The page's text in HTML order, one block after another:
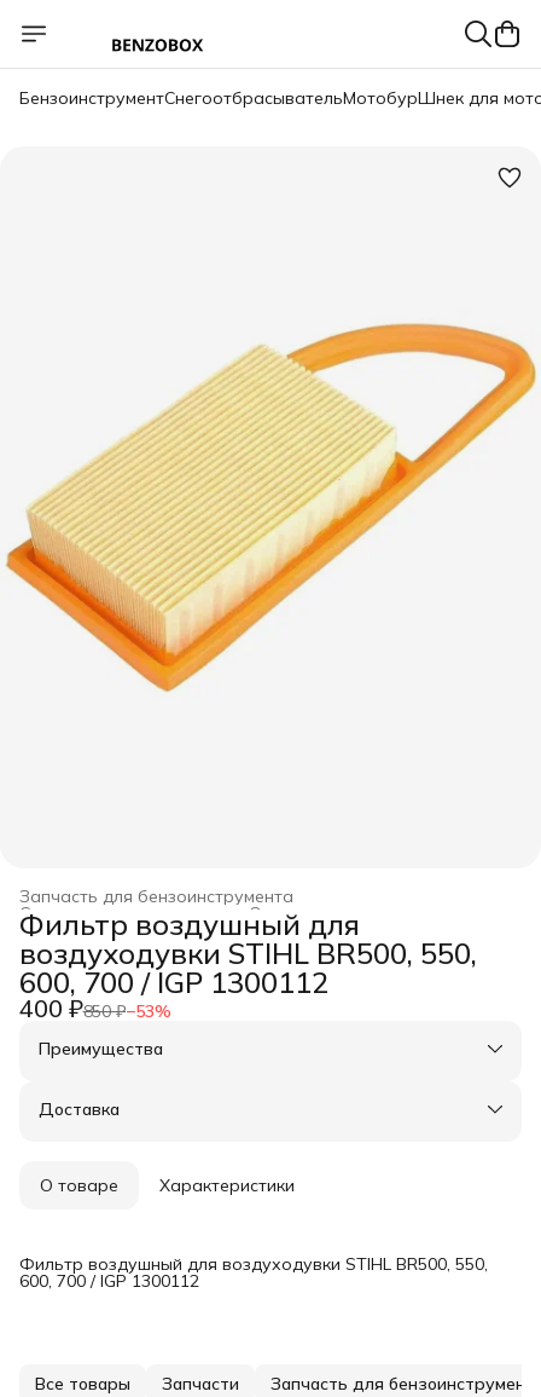
БензоинструментСнегоотбрасывательМотобурШнек для
Запчасть для бензоинструмента
Оснастка для инструмента
Строительство и ремонт
Главная
Фильтр воздушный для
воздуходувки STIHL BR500, 550,
600, 700 / IGP 1300112
400 ₽850 ₽−53%
Преимущества
Удобный возврат
Доставка
О товаре Характеристики
Фильтр воздушный для воздуходувки STIHL BR500, 550,
600, 700 / IGP 1300112
Все товары Запчасти Запчасть для